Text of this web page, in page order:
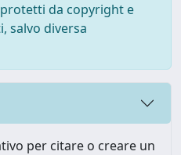
da copyright e
salvo diversa
per citare o creare un